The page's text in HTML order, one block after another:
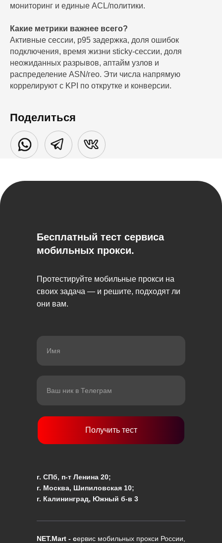
мониторинг и единые ACL/политики.
Какие метрики важнее всего?
Активные сессии, p95 задержка, доля ошибок
подключения, время жизни sticky-сессии, доля
неожиданных разрывов, аптайм узлов и
распределение ASN/гео. Эти числа напрямую
коррелируют с KPI по открутке и конверсии.
Поделиться
Получить тест
NET.Mart - сервис мобильных прокси России,
г. СПб, п-т Ленина 20;
г. Москва, Шипиловская 10;
г. Калининград, Южный б-в 3
Протестируйте мобильные прокси на
своих задача — и решите, подходят ли
они вам.
Бесплатный тест сервиса
мобильных прокси.